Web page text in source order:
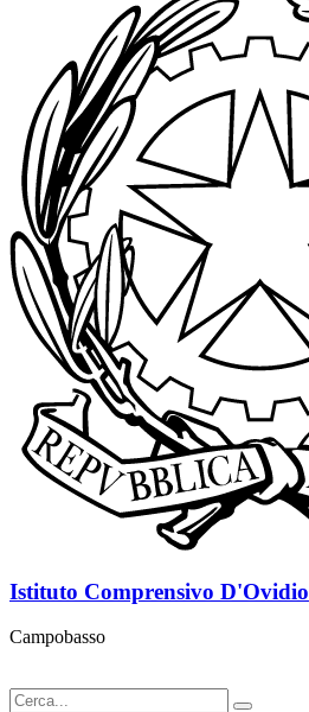
Istituto Comprensivo D'Ovidio
Campobasso